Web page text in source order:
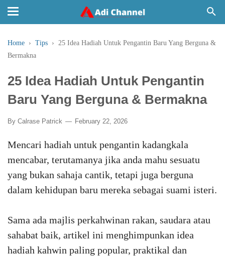
Home › Tips › 25 Idea Hadiah Untuk Pengantin Baru Yang Berguna &
Bermakna
25 Idea Hadiah Untuk Pengantin
Baru Yang Berguna & Bermakna
By Calrase Patrick February 22, 2026
Mencari hadiah untuk pengantin kadangkala
mencabar, terutamanya jika anda mahu sesuatu
yang bukan sahaja cantik, tetapi juga berguna
dalam kehidupan baru mereka sebagai suami isteri.
Sama ada majlis perkahwinan rakan, saudara atau
sahabat baik, artikel ini menghimpunkan idea
hadiah kahwin paling popular, praktikal dan